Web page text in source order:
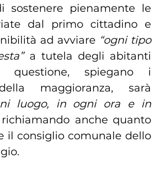
sostenere pienamente le
dal primo cittadino e
ad avviare “ogni tipo
a tutela degli abitanti
spiegano i
maggioranza, sarà
luogo, in ogni ora e in
richiamando anche quanto
il consiglio comunale dello